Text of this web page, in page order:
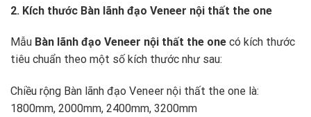
2. Kích thước Bàn lãnh đạo Veneer nội thất the one
Mẫu Bàn lãnh đạo Veneer nội thất the one có kích thước
tiêu chuẩn theo một số kích thước như sau:
Chiều rộng Bàn lãnh đạo Veneer nội thất the one là:
1800mm, 2000mm, 2400mm, 3200mm